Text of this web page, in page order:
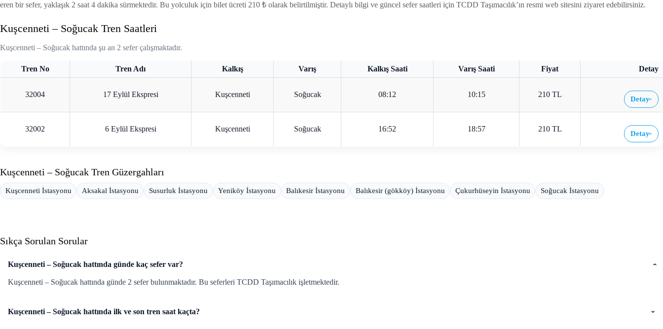
eren bir sefer, yaklaşık 2 saat 4 dakika sürmektedir. Bu yolculuk için bilet ücreti 210 ₺ olarak belirtilmiştir. Detaylı bilgi ve güncel sefer saatleri için TCDD Taşımacılık’ın resmi web sitesini ziyaret edebilirsiniz.
Kuşcenneti – Soğucak Tren Saatleri
Kuşcenneti – Soğucak hattında şu an 2 sefer çalışmaktadır.
Tren No Tren Adı Kalkış Varış Kalkış Saati Varış Saati Fiyat Detay
32004 17 Eylül Ekspresi Kuşcenneti Soğucak 08:12 10:15 210 TL
Detay›
32002 6 Eylül Ekspresi Kuşcenneti Soğucak 16:52 18:57 210 TL
Detay›
Kuşcenneti – Soğucak Tren Güzergahları
Kuşcenneti İstasyonu Aksakal İstasyonu Susurluk İstasyonu Yeniköy İstasyonu Balıkesir İstasyonu Balıkesir (gökköy) İstasyonu Çukurhüseyin İstasyonu Soğucak İstasyonu
Sıkça Sorulan Sorular
Kuşcenneti – Soğucak hattında günde kaç sefer var?
Kuşcenneti – Soğucak hattında günde 2 sefer bulunmaktadır. Bu seferleri TCDD Taşımacılık işletmektedir.
Kuşcenneti – Soğucak hattında ilk ve son tren saat kaçta?